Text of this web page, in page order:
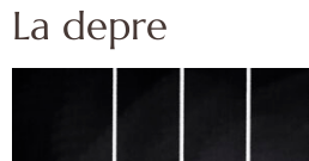
La depre